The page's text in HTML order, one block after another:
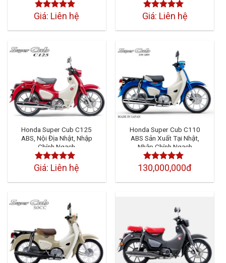
Được xếp
5 sao
Giá: Liên hệ
Được xếp
5 sao
Giá: Liên hệ
Honda Super Cub C125
ABS, Nội Địa Nhật, Nhập
Chính Ngạch
Được xếp
sao
Giá: Liên hệ
Honda Super Cub C110
ABS Sản Xuất Tại Nhật,
Nhập Chính Ngạch
Được xếp
sao
130,000,000đ